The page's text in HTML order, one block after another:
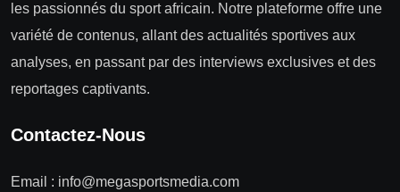
les passionnés du sport africain. Notre plateforme offre une
variété de contenus, allant des actualités sportives aux
analyses, en passant par des interviews exclusives et des
reportages captivants.
Contactez-Nous
Email : info@megasportsmedia.com